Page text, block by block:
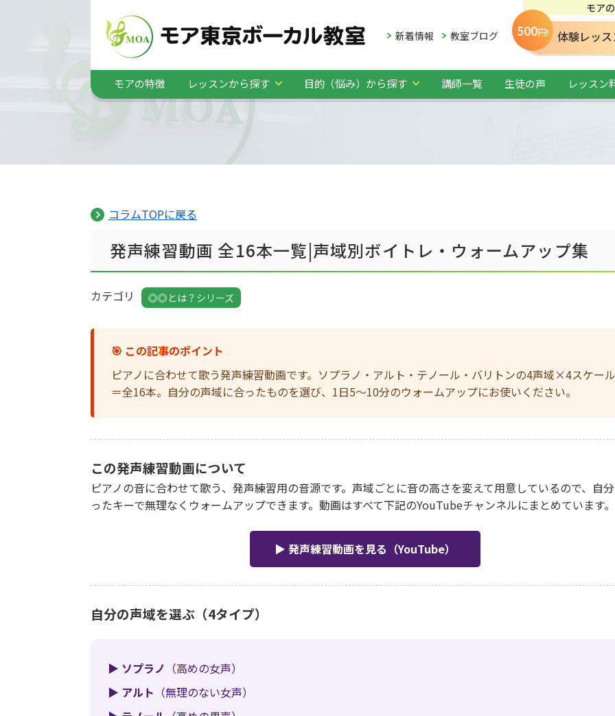
新着情報 教室ブログ
モア
500円! 体験レッ
モアの特徴 レッスンから探す 目的（悩み）から探す 講師一覧 生徒の声 レッスン
コラムTOPに戻る
発声練習動画 全16本一覧|声域別ボイトレ・ウォームアップ集
カテゴリ ◎◎とは？シリーズ
🎯 この記事のポイント
ピアノに合わせて歌う発声練習動画です。ソプラノ・アルト・テノール・バリトンの4声域×4スケール
＝全16本。自分の声域に合ったものを選び、1日5〜10分のウォームアップにお使いください。
この発声練習動画について
ピアノの音に合わせて歌う、発声練習用の音源です。声域ごとに音の高さを変えて用意しているので、自
ったキーで無理なくウォームアップできます。動画はすべて下記のYouTubeチャンネルにまとめています。
▶ 発声練習動画を見る（YouTube）
自分の声域を選ぶ（4タイプ）
▶ ソプラノ （高めの女声）
▶ アルト （無理のない女声）